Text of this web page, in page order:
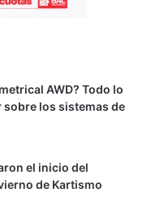
AWD? Todo lo
sobre los sistemas de
el inicio del
de Kartismo